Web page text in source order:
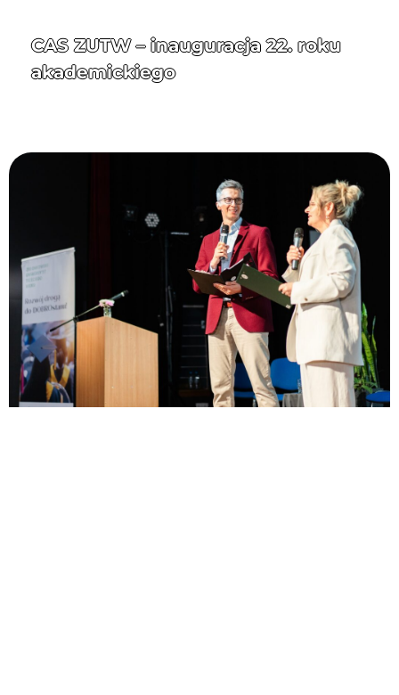
CAS ZUTW – inauguracja 22. roku
akademickiego